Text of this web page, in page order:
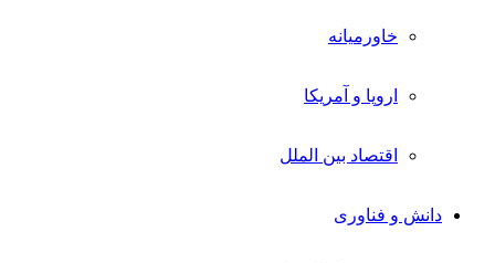
خاورمیانه
اروپا و آمریکا
اقتصاد بین الملل
دانش و فناوری